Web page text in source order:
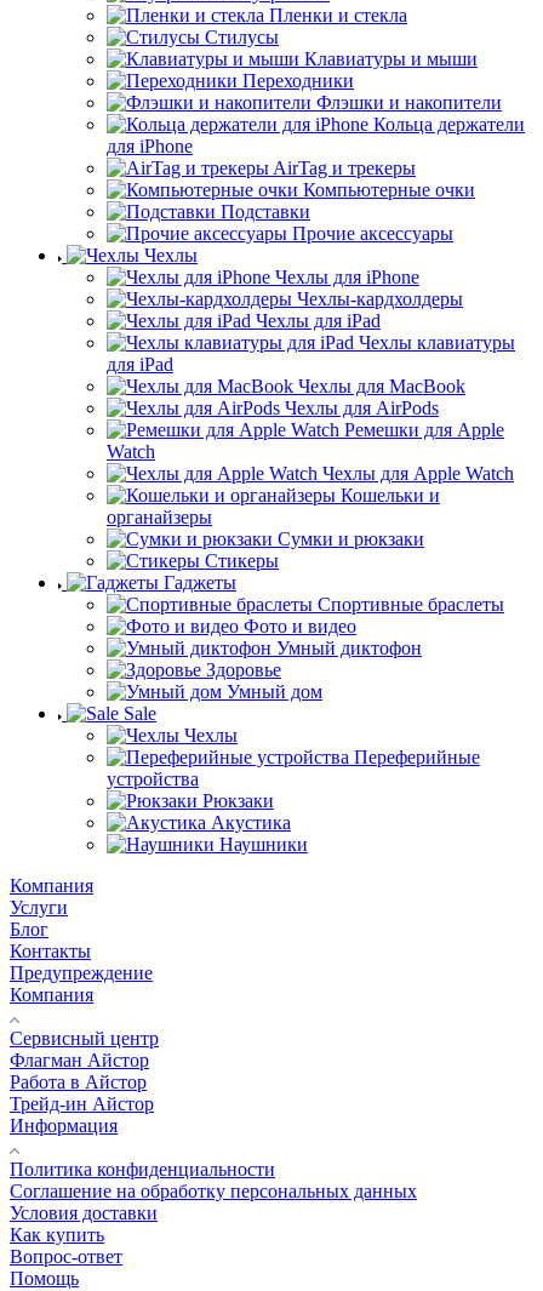
Пленки и стекла
Стилусы
Клавиатуры и мыши
Переходники
Флэшки и накопители
Кольца держатели
для iPhone
AirTag и трекеры
Компьютерные очки
Подставки
Прочие аксессуары
Чехлы
Чехлы для iPhone
Чехлы-кардхолдеры
Чехлы для iPad
Чехлы клавиатуры
для iPad
Чехлы для MacBook
Чехлы для AirPods
Ремешки для Apple
Watch
Чехлы для Apple Watch
Кошельки и
органайзеры
Сумки и рюкзаки
Стикеры
Гаджеты
Спортивные браслеты
Фото и видео
Умный диктофон
Здоровье
Умный дом
Sale
Чехлы
Переферийные
устройства
Рюкзаки
Акустика
Наушники
Компания
Услуги
Блог
Контакты
Предупреждение
Компания
Сервисный центр
Флагман Айстор
Работа в Айстор
Трейд-ин Айстор
Информация
Политика конфиденциальности
Соглашение на обработку персональных данных
Условия доставки
Как купить
Вопрос-ответ
Помощь